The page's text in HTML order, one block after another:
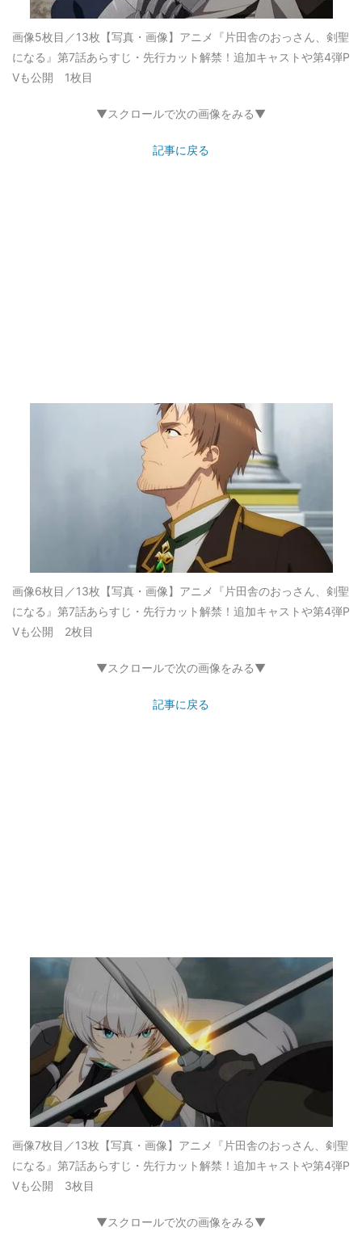
画像5枚目／13枚 【写真・画像】アニメ『片田舎のおっさん、剣聖
になる』第7話あらすじ・先行カット解禁！追加キャストや第4弾P
Vも公開 1枚目
▼スクロールで次の画像をみる▼
記事に戻る
画像6枚目／13枚 【写真・画像】アニメ『片田舎のおっさん、剣聖
になる』第7話あらすじ・先行カット解禁！追加キャストや第4弾P
Vも公開 2枚目
▼スクロールで次の画像をみる▼
記事に戻る
画像7枚目／13枚 【写真・画像】アニメ『片田舎のおっさん、剣聖
になる』第7話あらすじ・先行カット解禁！追加キャストや第4弾P
Vも公開 3枚目
▼スクロールで次の画像をみる▼